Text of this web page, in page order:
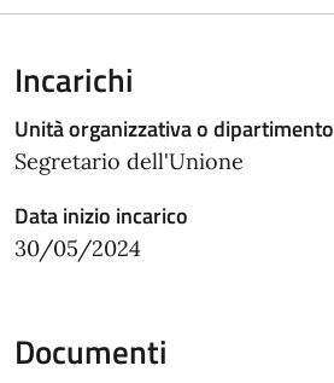
Incarichi
Unità organizzativa o dipartimento
Segretario dell'Unione
Data inizio incarico
30/05/2024
Documenti